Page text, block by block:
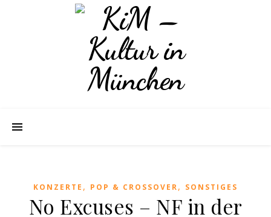
KONZERTE , POP & CROSSOVER, SONSTIGES
No Excuses – NF in der